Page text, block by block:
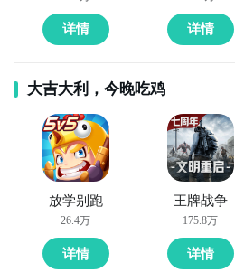
详情 详情
大吉大利，今晚吃鸡
放学别跑
26.4万
详情
王牌战争
175.8万
详情